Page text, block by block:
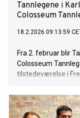
Tannlegene i
Colosseum
18.2.2026 09:13:59
Fra 2. februar blir
Colosseum
tilstedeværelse i